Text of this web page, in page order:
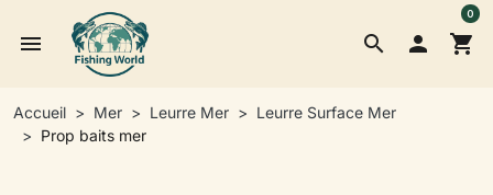
search
menu  shopping_cart
0
Accueil Mer Leurre Mer
Leurre Surface Mer
Prop baits mer